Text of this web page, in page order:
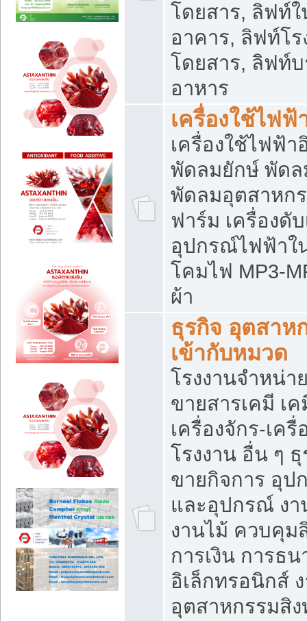
โดยสาร, ลิฟท์
อาคาร, ลิฟท์โ
โดยสาร, ลิฟท์
อาหาร
เครื่องใช้ไฟฟ้
เครื่องใช้ไฟฟ้า
พัดลมยักษ์ พัด
พัดลมอุตสาหก
ฟาร์ม เครื่องดั
อุปกรณ์ไฟฟ้าใ
โคมไฟ MP3-
ผ้า
ธุรกิจ อุตสาห
เข้ากับหมวด
โรงงานจำหน่
ขายสารเคมี เ
เครื่องจักร-เค
โรงงาน อื่น ๆ
ขายกิจการ อุป
และอุปกรณ์ ง
งานไม้ ควบคุม
การเงิน การธ
อิเล็กทรอนิกส์
อุตสาหกรรมสิ